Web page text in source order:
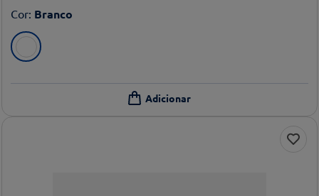
Cor: Branco